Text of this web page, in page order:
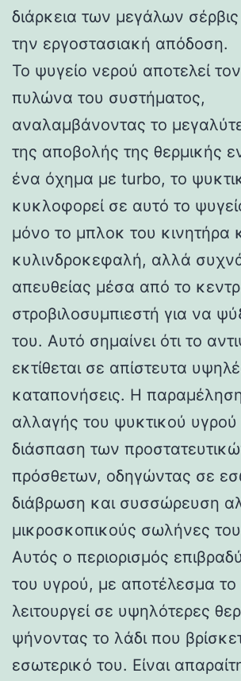
διάρκεια των μεγάλων
την εργοστασιακή απόδοση.
Το ψυγείο νερού αποτελεί
πυλώνα του συστήματος,
αναλαμβάνοντας το
της αποβολής της θερμικής
ένα όχημα με turbo, το
κυκλοφορεί σε αυτό το
μόνο το μπλοκ του κινητήρα
κυλινδροκεφαλή, αλλά
απευθείας μέσα από το
στροβιλοσυμπιεστή για να
του. Αυτό σημαίνει ότι το
εκτίθεται σε απίστευτα
καταπονήσεις. Η
αλλαγής του ψυκτικού υγρού
διάσπαση των
πρόσθετων, οδηγώντας σε
διάβρωση και συσσώρευση
μικροσκοπικούς σωλήνες
Αυτός ο περιορισμός
του υγρού, με αποτέλεσμα
λειτουργεί σε υψηλότερες
ψήνοντας το λάδι που
εσωτερικό του. Είναι